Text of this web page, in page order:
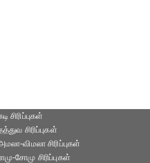
சிரிப்புகள்
சிரிப்புகள்
விமலா சிரிப்புகள்
சோமு சிரிப்புகள்